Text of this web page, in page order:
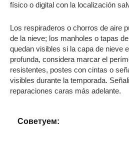
físico o digital con la localización
Los respiraderos o chorros de aire
de la nieve; los manholes o tapas
quedan visibles si la capa de nieve
profunda, considera marcar el
resistentes, postes con cintas o
visibles durante la temporada.
reparaciones caras más adelante.
Cоветуем: